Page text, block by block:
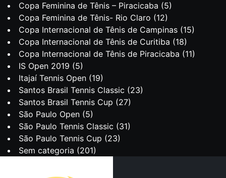
Copa Feminina de Tênis – Piracicaba (5)
Copa Feminina de Tênis- Rio Claro (12)
Copa Internacional de Tênis de Campinas (15)
Copa Internacional de Tênis de Curitiba (18)
Copa Internacional de Tênis de Piracicaba (11)
IS Open 2019 (5)
Itajaí Tennis Open (19)
Santos Brasil Tennis Classic (23)
Santos Brasil Tennis Cup (27)
São Paulo Open (5)
São Paulo Tennis Classic (31)
São Paulo Tennis Cup (23)
Sem categoria (201)